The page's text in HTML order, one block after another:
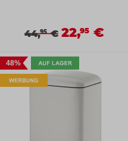
Wohnaccessoire, das in
sollte. Mit seiner eleganten
schwarzen Oberfläche setzt
Verkaufspreis:
Regulärer Preis:
44,95€ Verkaufspreis:
22,95 €
48%